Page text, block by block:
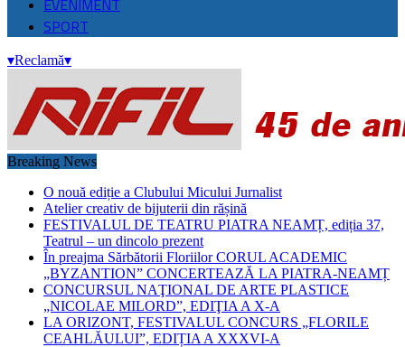
EVENIMENT
SPORT
▾Reclamă▾
Breaking News
O nouă ediție a Clubului Micului Jurnalist
Atelier creativ de bijuterii din rășină
FESTIVALUL DE TEATRU PIATRA NEAMȚ, ediția 37,
Teatrul – un dincolo prezent
În preajma Sărbătorii Floriilor CORUL ACADEMIC
„BYZANTION” CONCERTEAZĂ LA PIATRA-NEAMȚ
CONCURSUL NAŢIONAL DE ARTE PLASTICE
„NICOLAE MILORD”, EDIŢIA A X-A
LA ORIZONT, FESTIVALUL CONCURS „FLORILE
CEAHLĂULUI”, EDIȚIA A XXXVI-A